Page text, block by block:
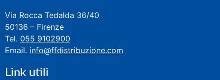
Via Rocca Tedalda 36/40
50136 – Firenze
Tel. 055 9102900
Email. info@ffdistribuzione.com
Link utili